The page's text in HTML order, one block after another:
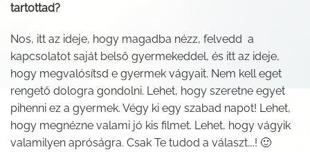
tartottad?
Nos, itt az ideje, hogy magadba nézz, felvedd a
kapcsolatot saját belső gyermekeddel, és itt az ideje,
hogy megvalósítsd e gyermek vágyait. Nem kell eget
rengető dologra gondolni. Lehet, hogy szeretne egyet
pihenni ez a gyermek. Végy ki egy szabad napot! Lehet,
hogy megnézne valami jó kis filmet. Lehet, hogy vágyik
valamilyen apróságra. Csak Te tudod a választ….! 🙂